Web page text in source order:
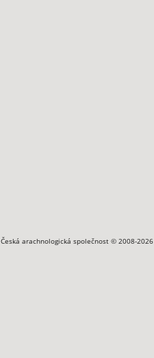
Česká arachnologická společnost © 2008-2026